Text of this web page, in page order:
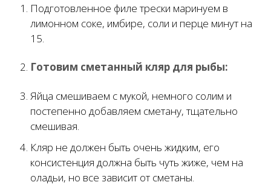
Подготовленное филе трески маринуем в
лимонном соке, имбире, соли и перце минут на
15.
Готовим сметанный кляр для рыбы:
Яйца смешиваем с мукой, немного солим и
постепенно добавляем сметану, тщательно
смешивая.
Кляр не должен быть очень жидким, его
консистенция должна быть чуть жиже, чем на
оладьи, но все зависит от сметаны.